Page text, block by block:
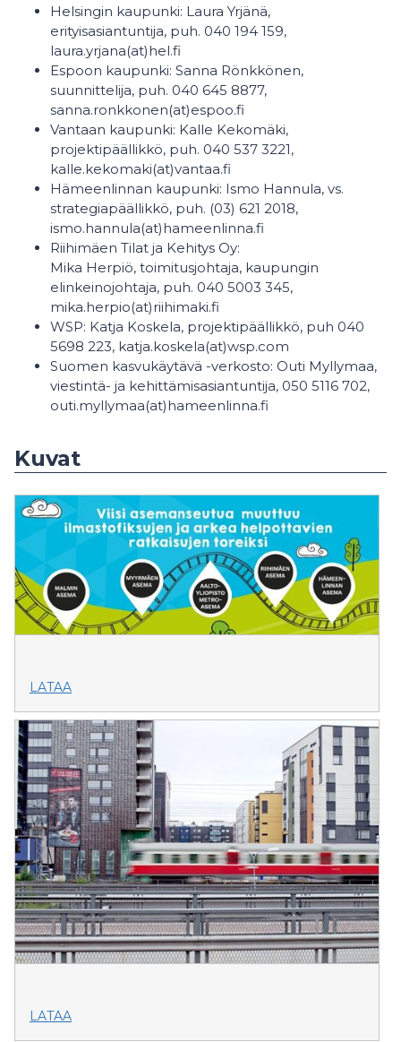
Helsingin kaupunki: Laura Yrjänä,
erityisasiantuntija, puh. 040 194 159,
laura.yrjana(at)hel.fi
Espoon kaupunki: Sanna Rönkkönen,
suunnittelija, puh. 040 645 8877,
sanna.ronkkonen(at)espoo.fi
Vantaan kaupunki: Kalle Kekomäki,
projektipäällikkö, puh. 040 537 3221,
kalle.kekomaki(at)vantaa.fi
Hämeenlinnan kaupunki: Ismo Hannula, vs.
strategiapäällikkö, puh. (03) 621 2018,
ismo.hannula(at)hameenlinna.fi
Riihimäen Tilat ja Kehitys Oy:
Mika Herpiö, toimitusjohtaja, kaupungin
elinkeinojohtaja, puh. 040 5003 345,
mika.herpio(at)riihimaki.fi
WSP: Katja Koskela, projektipäällikkö, puh 040
5698 223, katja.koskela(at)wsp.com
Suomen kasvukäytävä -verkosto: Outi Myllymaa,
viestintä- ja kehittämisasiantuntija, 050 5116 702,
outi.myllymaa(at)hameenlinna.fi
Kuvat
LATAA
LATAA